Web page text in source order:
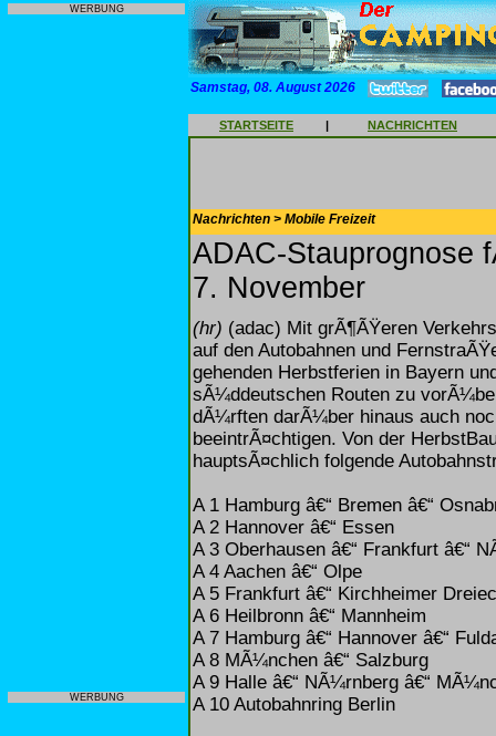
WERBUNG
WERBUNG
Samstag, 08. August 2026
STARTSEITE | NACHRICHTEN
Nachrichten > Mobile Freizeit
ADAC-Stauprognose
7. November
(hr) (adac) Mit grÃ¶ÃŸeren
auf den Autobahnen und
gehenden Herbstferien in Bayern
sÃ¼ddeutschen Routen zu
dÃ¼rften darÃ¼ber hinaus auch
beeintrÃ¤chtigen. Von der
hauptsÃ¤chlich folgende
A 1 Hamburg â€“ Bremen â€“
A 2 Hannover â€“ Essen
A 3 Oberhausen â€“ Frankfurt â€“
A 4 Aachen â€“ Olpe
A 5 Frankfurt â€“ Kirchheimer
A 6 Heilbronn â€“ Mannheim
A 7 Hamburg â€“ Hannover â€“
A 8 MÃ¼nchen â€“ Salzburg
A 9 Halle â€“ NÃ¼rnberg â€“
A 10 Autobahnring Berlin